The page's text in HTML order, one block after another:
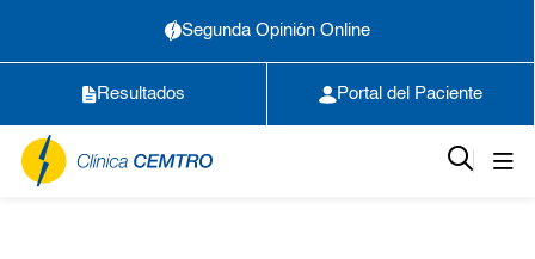
Segunda Opinión Online
Resultados Portal del Paciente